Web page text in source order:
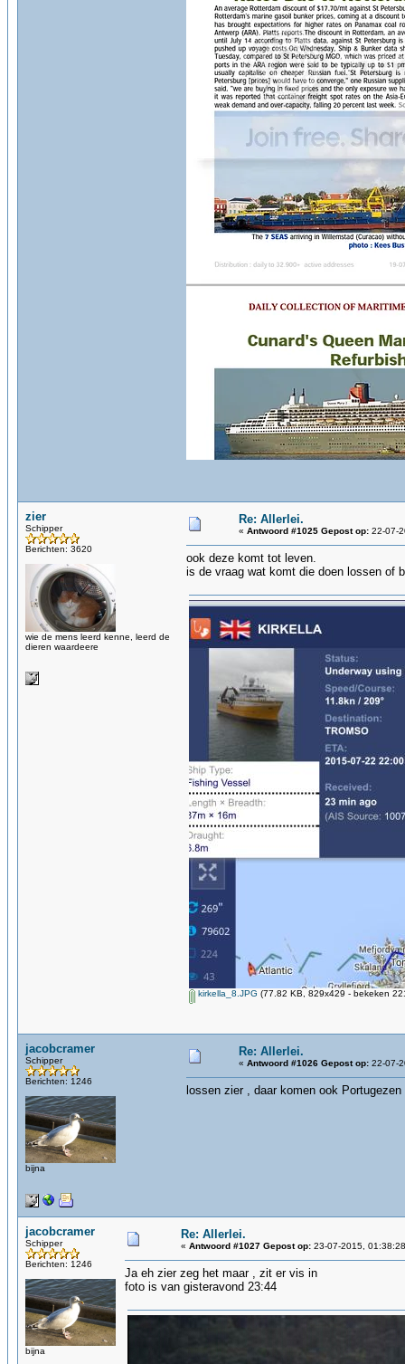
zier
Schipper
Berichten: 3620
wie de mens leerd kenne, leerd de
dieren waardeere
Re: Allerlei.
« Antwoord #1025 Gepost op: 22-07-
ook deze komt tot leven.
is de vraag wat komt die doen lossen of
kirkella_8.JPG (77.82 KB, 829x429 - bekeken
jacobcramer
Schipper
Berichten: 1246
bijna
Re: Allerlei.
« Antwoord #1026 Gepost op: 22-07-
lossen zier , daar komen ook
jacobcramer
Schipper
Berichten: 1246
bijna
Re: Allerlei.
« Antwoord #1027 Gepost op: 23-07-2015,
Ja eh zier zeg het maar , zit er vis in
foto is van gisteravond 23:44